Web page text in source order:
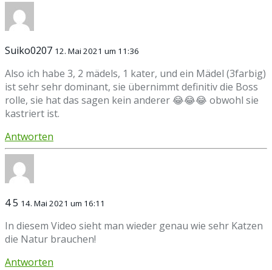
Suiko0207 12. Mai 2021 um 11:36
Also ich habe 3, 2 mädels, 1 kater, und ein Mädel (3farbig)
ist sehr sehr dominant, sie übernimmt definitiv die Boss
rolle, sie hat das sagen kein anderer 😂😂😂 obwohl sie
kastriert ist.
Antworten
4 5 14. Mai 2021 um 16:11
In diesem Video sieht man wieder genau wie sehr Katzen
die Natur brauchen!
Antworten